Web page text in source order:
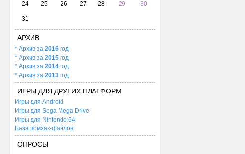
24 25 26 27 28 29 30
31
АРХИВ
* Архив за 2016 год
* Архив за 2015 год
* Архив за 2014 год
* Архив за 2013 год
ИГРЫ ДЛЯ ДРУГИХ ПЛАТФОРМ
Игры для Android
Игры для Sega Mega Drive
Игры для Nintendo 64
База ромхак-файлов
ОПРОСЫ